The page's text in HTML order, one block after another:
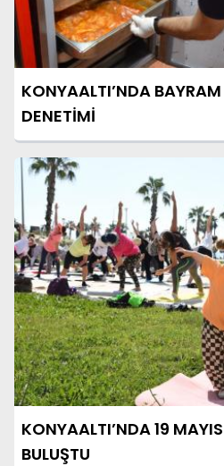
KONYAALTI’NDA
DENETİMİ
KONYAALTI’NDA 19
BULUŞTU